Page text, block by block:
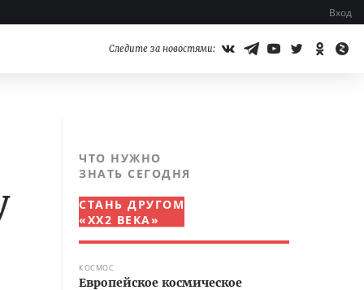
Вход
Следите за новостями:
ЧТО НУЖНО
ЗНАТЬ СЕГОДНЯ
СТАНЬ ДРУГОМ
«XX2 ВЕКА»
КОСМОС
Европейское космическое